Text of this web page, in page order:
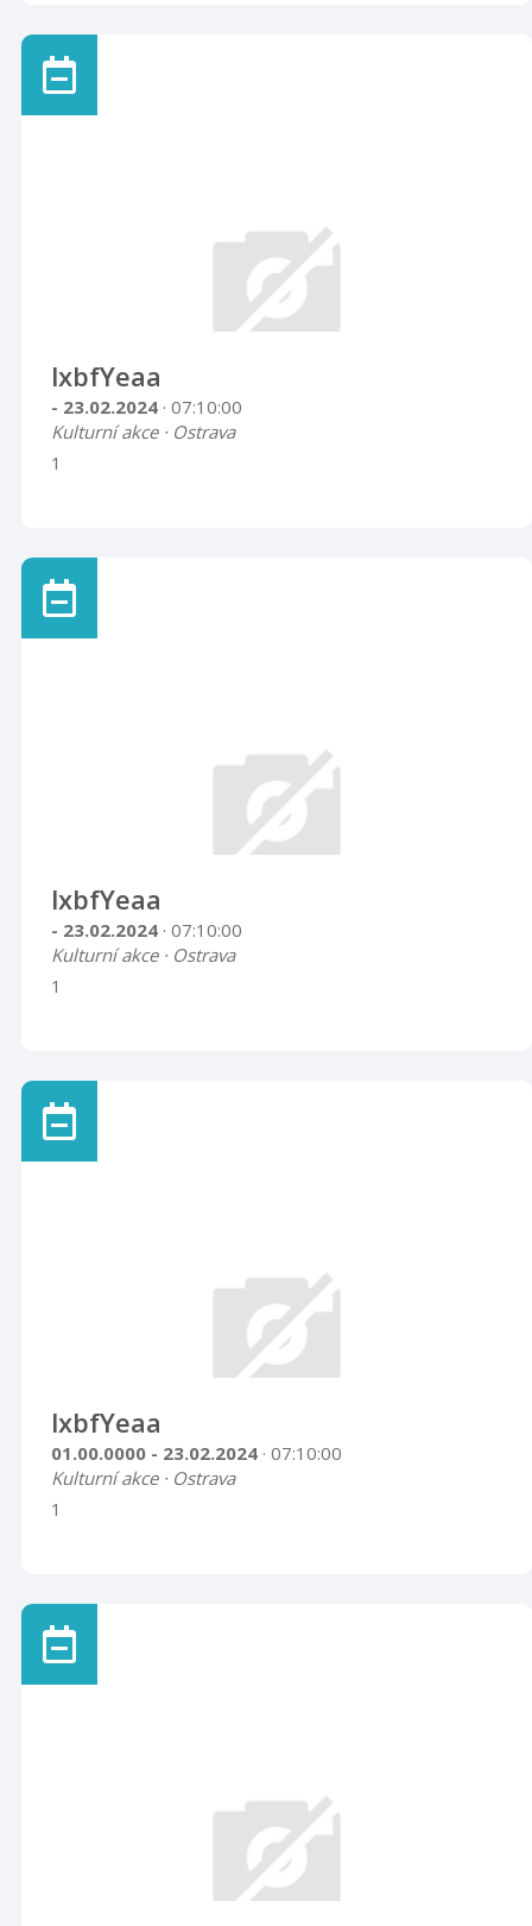
lxbfYeaa
- 23.02.2024 · 07:10:00
Kulturní akce · Ostrava
1
lxbfYeaa
- 23.02.2024 · 07:10:00
Kulturní akce · Ostrava
1
lxbfYeaa
01.00.0000 - 23.02.2024 · 07:10:00
Kulturní akce · Ostrava
1